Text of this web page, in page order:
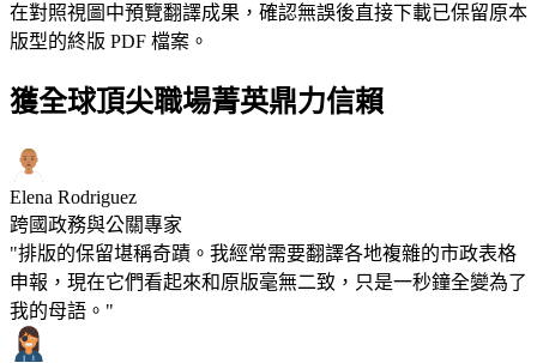
在對照視圖中預覽翻譯成果，確認無誤後直接下載已保留原本
版型的終版 PDF 檔案。
獲全球頂尖職場菁英鼎力信賴
Elena Rodriguez
跨國政務與公關專家
"排版的保留堪稱奇蹟。我經常需要翻譯各地複雜的市政表格
申報，現在它們看起來和原版毫無二致，只是一秒鐘全變為了
我的母語。"